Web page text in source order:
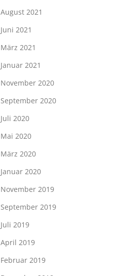
August 2021
Juni 2021
März 2021
Januar 2021
November 2020
September 2020
Juli 2020
Mai 2020
März 2020
Januar 2020
November 2019
September 2019
Juli 2019
April 2019
Februar 2019